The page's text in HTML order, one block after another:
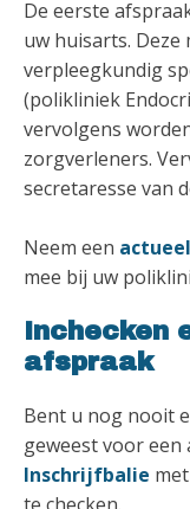
De eerste
uw huisarts. Deze
verpleegkundig
(polikliniek
vervolgens
zorgverleners.
secretaresse van
Neem een
mee bij uw
Inchecken
afspraak
Bent u nog nooit
geweest voor een
Inschrijfbalie